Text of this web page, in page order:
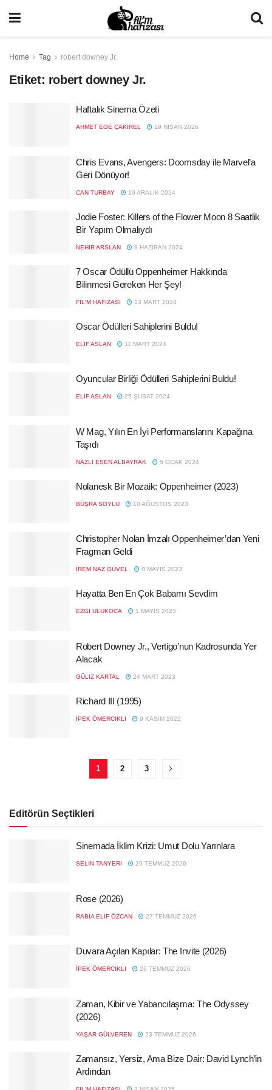
Home Tag robert downey Jr.
Etiket: robert downey Jr.
Haftalık Sinema Özeti
AHMET EGE ÇAKIREL 19 NISAN 2026
Chris Evans, Avengers: Doomsday ile Marvel’a
Geri Dönüyor!
CAN TURBAY 10 ARALIK 2024
Jodie Foster: Killers of the Flower Moon 8 Saatlik
Bir Yapım Olmalıydı
NEHIR ARSLAN 8 HAZIRAN 2024
7 Oscar Ödüllü Oppenheimer Hakkında
Bilinmesi Gereken Her Şey!
FIL'M HAFIZASI 13 MART 2024
Oscar Ödülleri Sahiplerini Buldu!
ELIF ASLAN 11 MART 2024
Oyuncular Birliği Ödülleri Sahiplerini Buldu!
ELIF ASLAN 25 ŞUBAT 2024
W Mag, Yılın En İyi Performanslarını Kapağına
Taşıdı
NAZLI ESEN ALBAYRAK 5 OCAK 2024
Nolanesk Bir Mozaik: Oppenheimer (2023)
BÜŞRA SOYLU 10 AĞUSTOS 2023
Christopher Nolan İmzalı Oppenheimer’dan Yeni
Fragman Geldi
İREM NAZ GÜVEL 8 MAYIS 2023
Hayatta Ben En Çok Babamı Sevdim
EZGI ULUKOCA 1 MAYIS 2023
Robert Downey Jr., Vertigo’nun Kadrosunda Yer
Alacak
GÜLIZ KARTAL 24 MART 2023
Richard III (1995)
İPEK ÖMERCIKLI 9 KASIM 2022
1 2 3
Editörün Seçtikleri
Sinemada İklim Krizi: Umut Dolu Yarınlara
SELIN TANYERI 29 TEMMUZ 2026
Rose (2026)
RABIA ELIF ÖZCAN 27 TEMMUZ 2026
Duvara Açılan Kapılar: The Invite (2026)
İPEK ÖMERCIKLI 26 TEMMUZ 2026
Zaman, Kibir ve Yabancılaşma: The Odyssey
(2026)
YAŞAR GÜLVEREN 23 TEMMUZ 2026
Zamansız, Yersiz, Ama Bize Dair: David Lynch’in
Ardından